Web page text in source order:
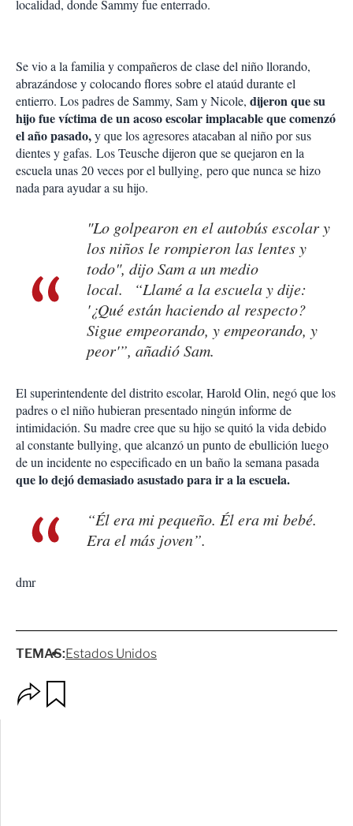
localidad, donde Sammy fue enterrado.
Se vio a la familia y compañeros de clase del niño llorando,
abrazándose y colocando flores sobre el ataúd durante el
entierro. Los padres de Sammy, Sam y Nicole, dijeron que su
hijo fue víctima de un acoso escolar implacable que comenzó
el año pasado,y que los agresores atacaban al niño por sus
dientes y gafas. Los Teusche dijeron que se quejaron en la
escuela unas 20 veces por el bullying, pero que nunca se hizo
nada para ayudar a su hijo.
"Lo golpearon en el autobús escolar y
los niños le rompieron las lentes y
todo", dijo Sam a un medio
local. “Llamé a la escuela y dije:
'¿Qué están haciendo al respecto?
Sigue empeorando, y empeorando, y
peor'”, añadió Sam.
El superintendente del distrito escolar, Harold Olin, negó que los
padres o el niño hubieran presentado ningún informe de
intimidación. Su madre cree que su hijo se quitó la vida debido
al constante bullying, que alcanzó un punto de ebullición luego
de un incidente no especificado en un baño la semana pasada
que lo dejó demasiado asustado para ir a la escuela.
“Él era mi pequeño. Él era mi bebé.
Era el más joven”.
dmr
TEMAS:Estados Unidos